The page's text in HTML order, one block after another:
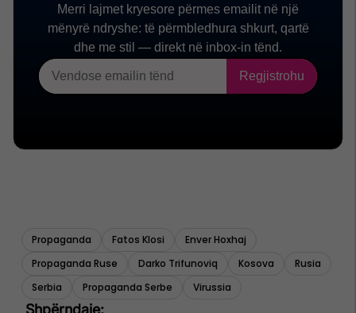
Propaganda Fatos Klosi
Enver Hoxhaj
Propaganda Ruse
Darko Trifunoviq Kosova
Rusia
Serbia
Propaganda Serbe Virussia